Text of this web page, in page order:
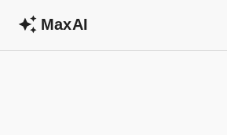
MaxAI